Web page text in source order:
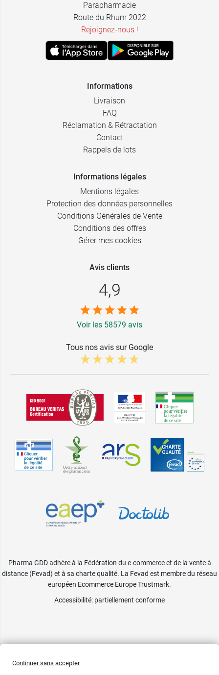
Parapharmacie
Route du Rhum 2022
Rejoignez-nous !
Informations
Livraison
FAQ
Réclamation & Rétractation
Contact
Rappels de lots
Informations légales
Mentions légales
Protection des données personnelles
Conditions Générales de Vente
Conditions des offres
Gérer mes cookies
Avis clients
4,9
Voir les 58579 avis
Tous nos avis sur Google
Pharma GDD adhère à la Fédération du e-commerce et de la vente à
distance (Fevad) et à sa charte qualité. La Fevad est membre du réseau
européen Ecommerce Europe Trustmark.
Accessibilité: partiellement conforme
Continuer sans accepter